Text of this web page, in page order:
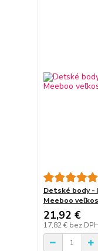
Detské body -
Meeboo
21,92 €
17,82 € bez DPH